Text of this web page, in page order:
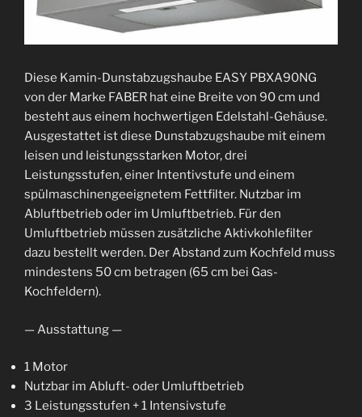
Diese Kamin-Dunstabzugshaube EASY PBXA90NG
von der Marke FABER hat eine Breite von 90 cm und
besteht aus einem hochwertigen Edelstahl-Gehäuse.
Ausgestattet ist diese Dunstabzugshaube mit einem
leisen und leistungsstarken Motor, drei
Leistungsstufen, einer Intentivstufe und einem
spülmaschinengeeignetem Fettfilter. Nutzbar im
Abluftbetrieb oder im Umluftbetrieb. Für den
Umluftbetrieb müssen zusätzliche Aktivkohlefilter
dazu bestellt werden. Der Abstand zum Kochfeld muss
mindestens 50 cm betragen (65 cm bei Gas-
Kochfeldern).
— Ausstattung —
1 Motor
Nutzbar im Abluft- oder Umluftbetrieb
3 Leistungsstufen + 1 Intensivstufe